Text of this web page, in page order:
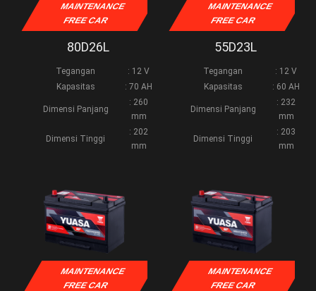
MAINTENANCE
FREE CAR
80D26L
Tegangan
: 12 V
Kapasitas
: 70 AH
Dimensi Panjang
: 260
mm
Dimensi Tinggi
: 202
mm
MAINTENANCE
FREE CAR
55D23L
Tegangan
: 12 V
Kapasitas
: 60 AH
Dimensi Panjang
: 232
mm
Dimensi Tinggi
: 203
mm
MAINTENANCE
FREE CAR
MAINTENANCE
FREE CAR